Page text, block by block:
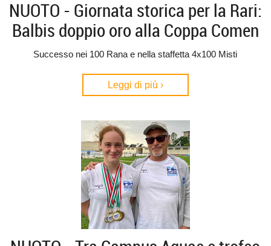
NUOTO - Giornata storica per la Rari:
Balbis doppio oro alla Coppa Comen
Successo nei 100 Rana e nella staffetta 4x100 Misti
Leggi di più ›